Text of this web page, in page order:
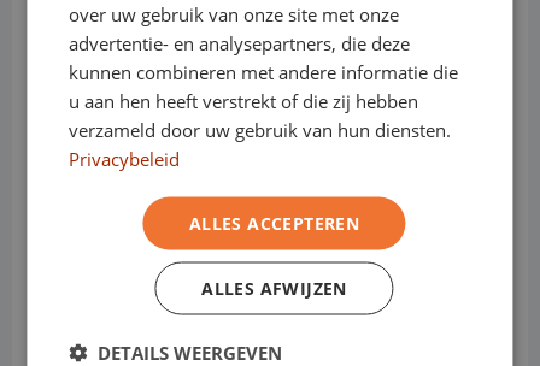
Achterbank in delen neerklapbaar
Achteruitrijcamera
Actieve rijstrookassistent
over uw gebruik van onze site met onze
advertentie- en analysepartners, die deze
kunnen combineren met andere informatie die
u aan hen heeft verstrekt of die zij hebben
verzameld door uw gebruik van hun diensten.
Privacybeleid
ALLES ACCEPTEREN
ALLES AFWIJZEN
DETAILS WEERGEVEN